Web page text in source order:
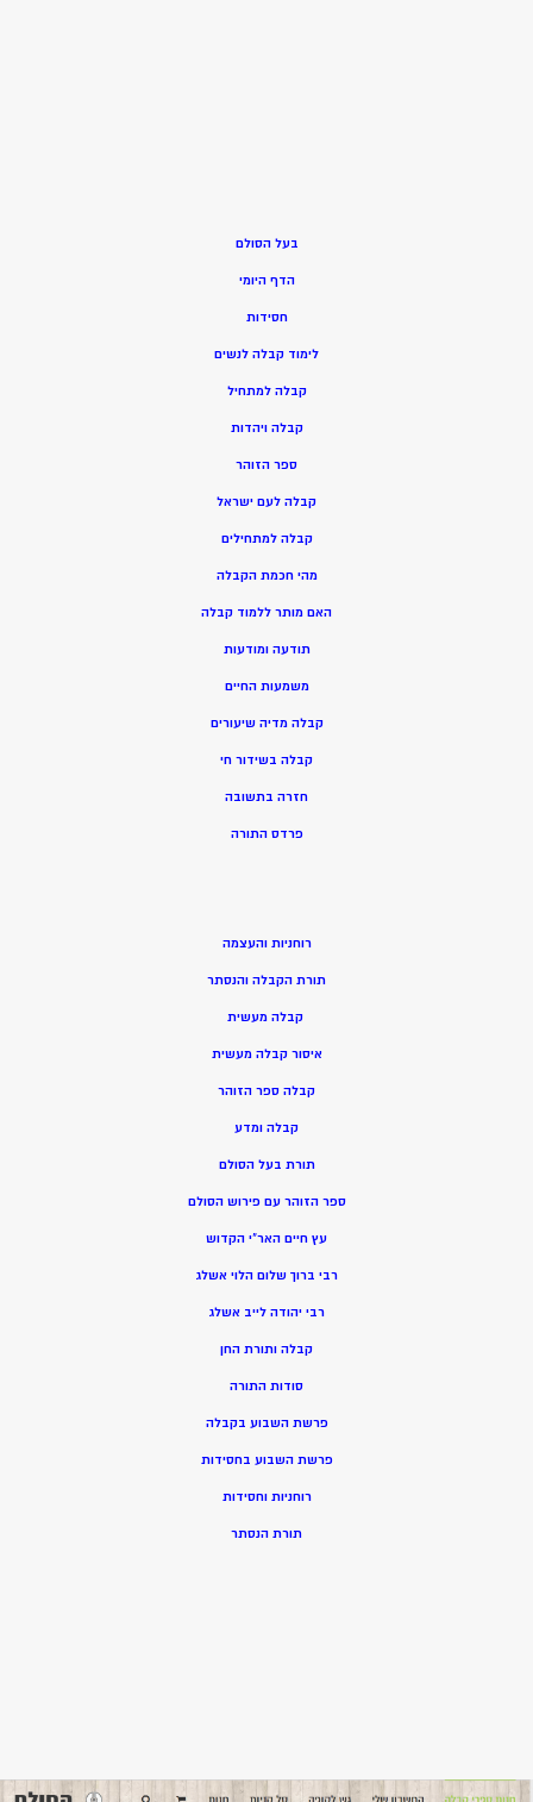
בעל הסולם
הדף היומי
חסידות
לימוד קבלה לנשים
קבלה למתחיל
קבלה ויהדות
ספר הזוהר
קבלה לעם ישראל
קבלה למתחילים
מהי חכמת הקבלה
האם מותר ללמוד קבלה
תודעה ומודעות
משמעות החיים
קבלה מדיה שיעורים
קבלה בשידור חי
חזרה בתשובה
פרדס התורה
רוחניות והעצמה
תורת הקבלה והנסתר
קבלה מעשית
איסור קבלה מעשית
קבלה ספר הזוהר
קבלה ומדע
תורת בעל הסולם
ספר הזוהר עם פירוש הסולם
עץ חיים האר”י הקדוש
רבי ברוך שלום הלוי אשלג
רבי יהודה לייב אשלג
קבלה ותורת החן
סודות התורה
פרשת השבוע בקבלה
פרשת השבוע בחסידות
רוחניות וחסידות
תורת הנסתר